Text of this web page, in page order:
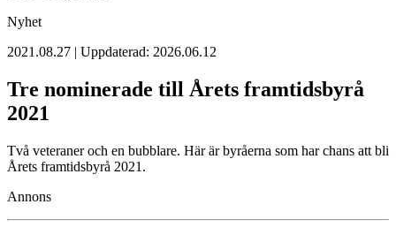
Nyhet
2021.08.27 | Uppdaterad: 2026.06.12
Tre nominerade till Årets framtidsbyrå
2021
Två veteraner och en bubblare. Här är byråerna som har chans att bli
Årets framtidsbyrå 2021.
Annons